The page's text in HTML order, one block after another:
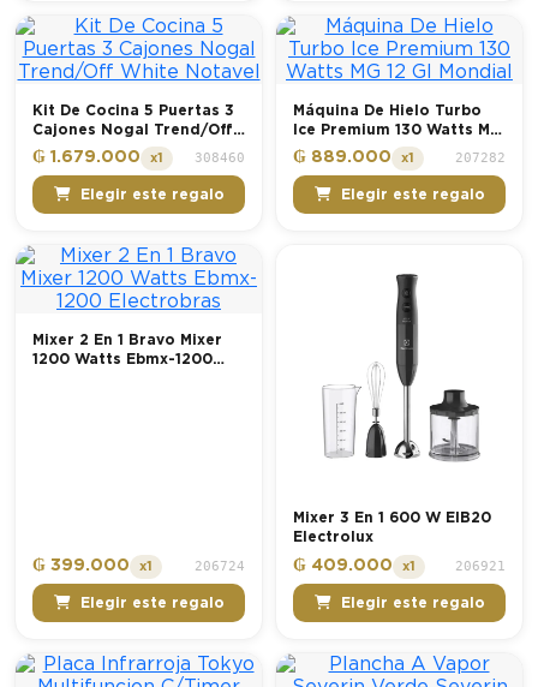
Kit De Cocina 5 Puertas 3
Cajones Nogal Trend/Off
White Notavel
₲ 1.679.000 x1 308460
Elegir este regalo
Máquina De Hielo Turbo
Ice Premium 130 Watts MG
12 GI Mondial
₲ 889.000 x1 207282
Elegir este regalo
Mixer 2 En 1 Bravo Mixer
1200 Watts Ebmx-1200
₲ 399.000 x1 206724
Elegir este regalo
Mixer 3 En 1 600 W EIB20
Electrolux
₲ 409.000 x1 206921
Elegir este regalo